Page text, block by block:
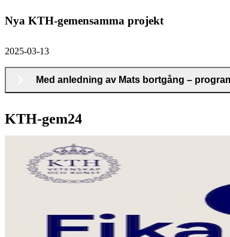
Nya KTH-gemensamma projekt
2025-03-13
Med anledning av Mats bortgång –
KTH-gem24